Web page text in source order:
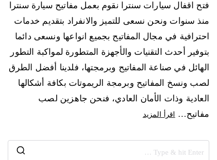
فتح اقفال سيارات سنترا نقوم بعمل مفاتيح سيارة سنترا
منذ سنوات ونحن نسعى للتميز والانفراد بتقديم خدمات
احترافية في مجال المفاتيح بجميع انواعها ونسعى دائما
بتوفير أحدث التقنيات والأجهزة المتطورة لمواكبة التطور
الهائل في صناعة المفاتيح وبرمجتها، فلدينا أفضل الطرق
لصب ونسخ المفاتيح وبرمجة الريموتات بكافة أشكالها
العادية وذات الأمان العادي، فنحن جاهزين لصب
مفاتيح…
اقرأ المزيد